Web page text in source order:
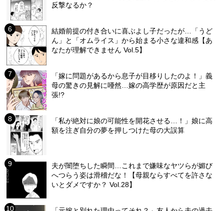
反撃なるか？
結婚前提の付き合いに喜ぶよし子だったが…「うど
ん」と「オムライス」から始まる小さな違和感【あ
なたが理解できません Vol.5】
「嫁に問題があるから息子が目移りしたのよ！」義
母の驚きの見解に唖然…嫁の高学歴が原因だと主
張!?
「私が絶対に娘の可能性を開花させる…！」娘に高
額を注ぎ自分の夢を押しつけた母の大誤算
夫が闇堕ちした瞬間…これまで嫌味なヤツらが媚び
へつらう姿は滑稽だな！【母親ならすべてを許さな
いとダメですか？ Vol.28】